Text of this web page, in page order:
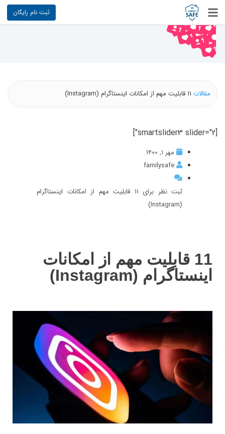
ثبت نام رایگان
مقالات 11 قابلیت مهم از امکانات اینستاگرام (Instagram)
[smartslider3 slider="2"]
مهر 1, 1400
familysafe
ثبت نظر برای 11 قابلیت مهم از امکانات اینستاگرام
(Instagram)
11 قابلیت مهم از امکانات
اینستاگرام (Instagram)